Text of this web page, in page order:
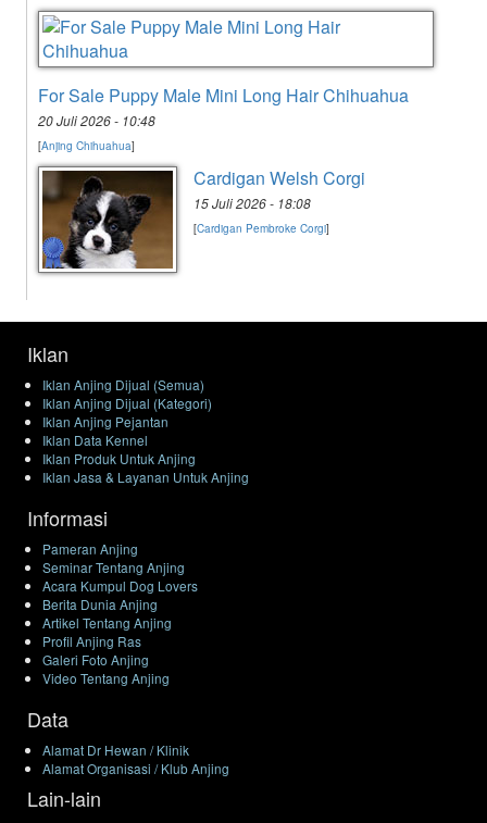
For Sale Puppy Male Mini Long Hair Chihuahua
20 Juli 2026 - 10:48
[Anjing Chihuahua]
Cardigan Welsh Corgi
15 Juli 2026 - 18:08
[Cardigan Pembroke Corgi]
Iklan
Iklan Anjing Dijual (Semua)
Iklan Anjing Dijual (Kategori)
Iklan Anjing Pejantan
Iklan Data Kennel
Iklan Produk Untuk Anjing
Iklan Jasa & Layanan Untuk Anjing
Informasi
Pameran Anjing
Seminar Tentang Anjing
Acara Kumpul Dog Lovers
Berita Dunia Anjing
Artikel Tentang Anjing
Profil Anjing Ras
Galeri Foto Anjing
Video Tentang Anjing
Data
Alamat Dr Hewan / Klinik
Alamat Organisasi / Klub Anjing
Lain-lain